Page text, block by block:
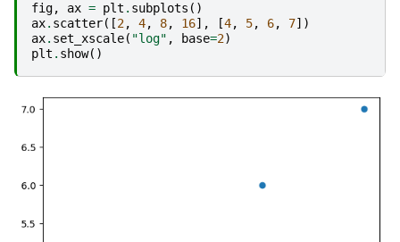
fig, ax = plt . subplots ()
ax. scatter([2, 4, 8, 16], [4, 5, 6, 7])
ax. set_xscale( "log" , base=2)
plt . show()